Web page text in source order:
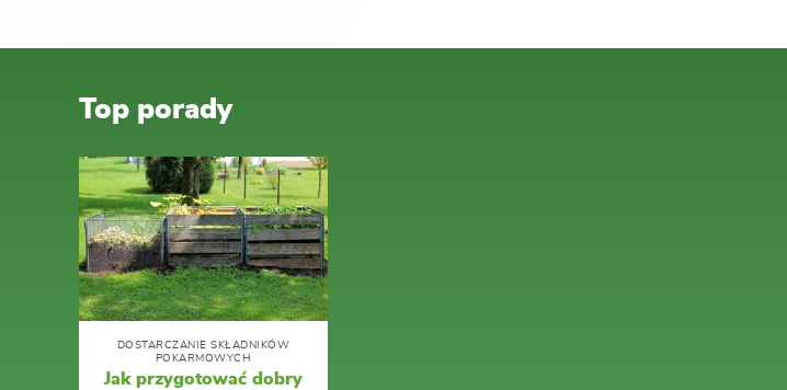
Top porady
DOSTARCZANIE SKŁADNIKÓW
POKARMOWYCH
Jak przygotować dobry